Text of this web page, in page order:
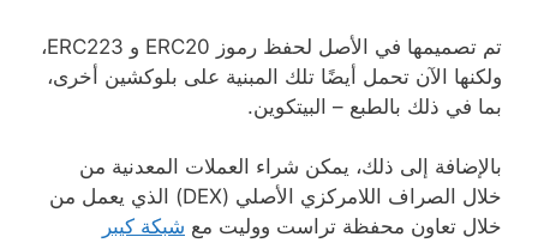
تم تصميمها في الأصل لحفظ رموز ERC20 و ERC223،
ولكنها الآن تحمل أيضًا تلك المبنية على بلوكشين أخرى،
بما في ذلك بالطبع – البيتكوين.
بالإضافة إلى ذلك، يمكن شراء العملات المعدنية من
خلال الصراف اللامركزي الأصلي (DEX) الذي يعمل من
خلال تعاون محفظة تراست ووليت مع شبكة كيبر